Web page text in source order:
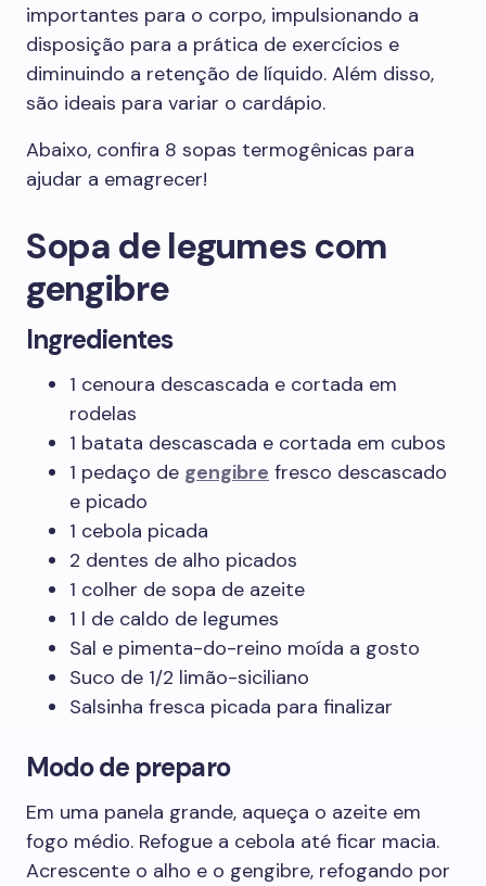
importantes para o corpo, impulsionando a
disposição para a prática de exercícios e
diminuindo a retenção de líquido. Além disso,
são ideais para variar o cardápio.
Abaixo, confira 8 sopas termogênicas para
ajudar a emagrecer!
Sopa de legumes com
gengibre
Ingredientes
1 cenoura descascada e cortada em
rodelas
1 batata descascada e cortada em cubos
1 pedaço de gengibre fresco descascado
e picado
1 cebola picada
2 dentes de alho picados
1 colher de sopa de azeite
1 l de caldo de legumes
Sal e pimenta-do-reino moída a gosto
Suco de 1/2 limão-siciliano
Salsinha fresca picada para finalizar
Modo de preparo
Em uma panela grande, aqueça o azeite em
fogo médio. Refogue a cebola até ficar macia.
Acrescente o alho e o gengibre, refogando por